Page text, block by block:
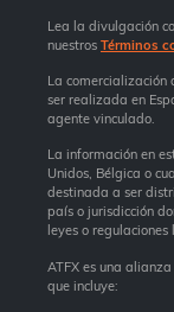
Lea la divulgación
nuestros Términos
La comercialización
ser realizada en
agente vinculado.
La información en
Unidos, Bélgica o
destinada a ser
país o jurisdicción
leyes o regulaciones
ATFX es una
que incluye: